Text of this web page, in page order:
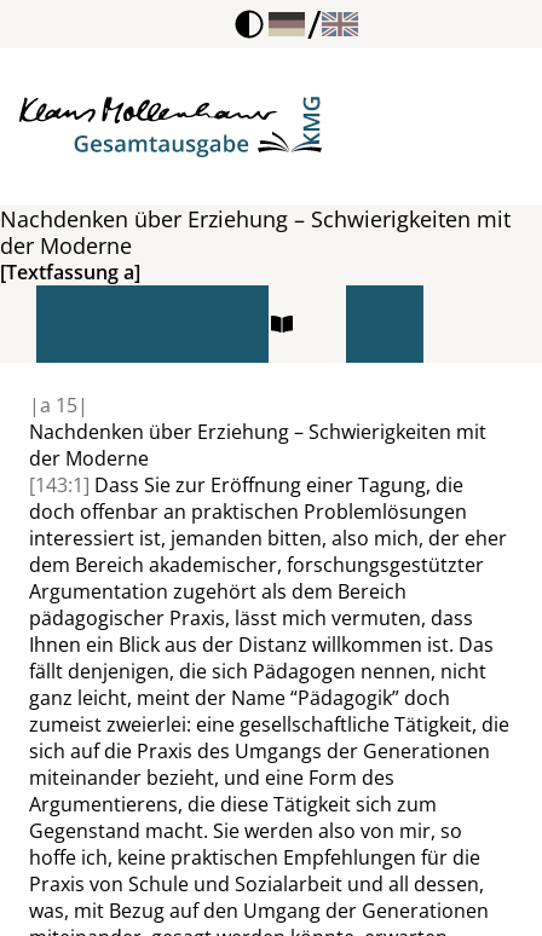
/
Nachdenken über Erziehung – Schwierigkeiten mit
der Moderne
[Textfassung a]
|a 15|
Nachdenken über Erziehung – Schwierigkeiten mit
der Moderne
[143:1] Dass Siezur Eröffnung einer Tagung, die
doch offenbar an praktischen Problemlösungen
interessiert ist, jemanden bitten, also mich, der eher
dem Bereich akademischer, forschungsgestützter
Argumentation zugehört als dem Bereich
pädagogischer Praxis, lässt mich vermuten, dass
Ihnen ein Blick aus der Distanz willkommen ist. Das
fällt denjenigen, die sich Pädagogen nennen, nicht
ganz leicht, meint der Name“Pädagogik”doch
zumeist zweierlei: eine gesellschaftliche Tätigkeit, die
sich auf die Praxis des Umgangs der Generationen
miteinander bezieht, und eine Form des
Argumentierens, die diese Tätigkeit sich zum
Gegenstand macht. Sie werden also von mir, so
hoffe ich, keine praktischen Empfehlungen für die
Praxis von Schule und Sozialarbeit und all dessen,
was, mit Bezug auf den Umgang der Generationen